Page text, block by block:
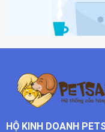
HỘ KINH DOANH